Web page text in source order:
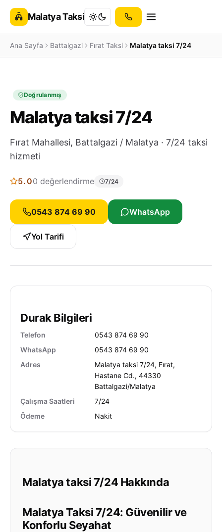
Malatya Taksi
Ana Sayfa Battalgazi Fırat Taksi Malatya taksi 7/24
Doğrulanmış
Malatya taksi 7/24
Fırat Mahallesi, Battalgazi / Malatya · 7/24 taksi
hizmeti
5.00 değerlendirme 7/24
0543 874 69 90 WhatsApp
Yol Tarifi
Durak Bilgileri
Telefon
0543 874 69 90
WhatsApp
0543 874 69 90
Adres
Malatya taksi 7/24, Fırat,
Hastane Cd., 44330
Battalgazi/Malatya
Çalışma Saatleri
7/24
Ödeme
Nakit
Malatya taksi 7/24 Hakkında
Malatya Taksi 7/24: Güvenilir ve
Konforlu Seyahat